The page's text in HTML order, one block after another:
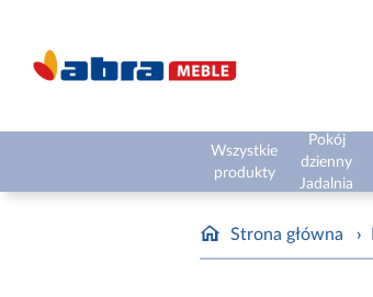
Wszystkie
produkty
Pokój
dzienny
Jadalnia
Strona główna ›